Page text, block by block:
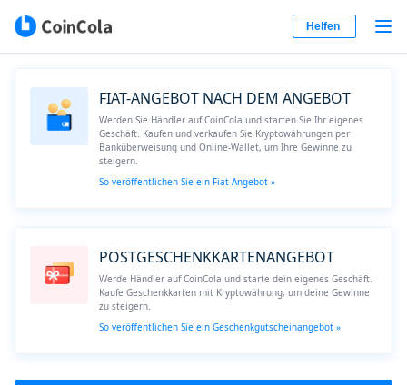
Helfen
FIAT-ANGEBOT NACH DEM ANGEBOT
Werden Sie Händler auf CoinCola und starten Sie Ihr eigenes
Geschäft. Kaufen und verkaufen Sie Kryptowährungen per
Banküberweisung und Online-Wallet, um Ihre Gewinne zu
steigern.
So veröffentlichen Sie ein Fiat-Angebot »
POSTGESCHENKKARTENANGEBOT
Werde Händler auf CoinCola und starte dein eigenes Geschäft.
Kaufe Geschenkkarten mit Kryptowährung, um deine Gewinne
zu steigern.
So veröffentlichen Sie ein Geschenkgutscheinangebot »